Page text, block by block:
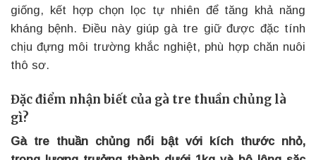
giống, kết hợp chọn lọc tự nhiên để tăng khả năng
kháng bệnh. Điều này giúp gà tre giữ được đặc tính
chịu đựng môi trường khắc nghiệt, phù hợp chăn nuôi
thô sơ.
Đặc điểm nhận biết của gà tre thuần chủng là
gì?
Gà tre thuần chủng nổi bật với kích thước nhỏ,